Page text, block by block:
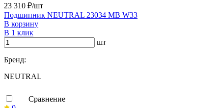
23 310 ₽/шт
Подшипник NEUTRAL 23034 MB W33
В корзину
В 1 клик
шт
Бренд:
NEUTRAL
Сравнение